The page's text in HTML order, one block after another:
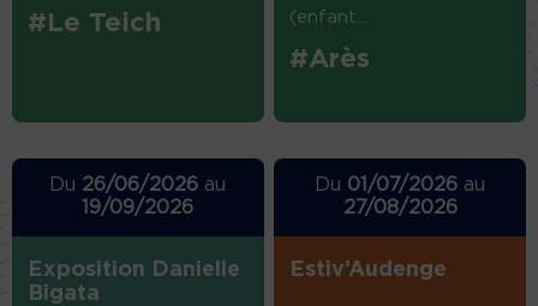
#Le Teich (enfant...
#Arès
Du 26/06/2026 au
19/09/2026
Exposition Danielle
Bigata
Du 01/07/2026 au
27/08/2026
Estiv’Audenge